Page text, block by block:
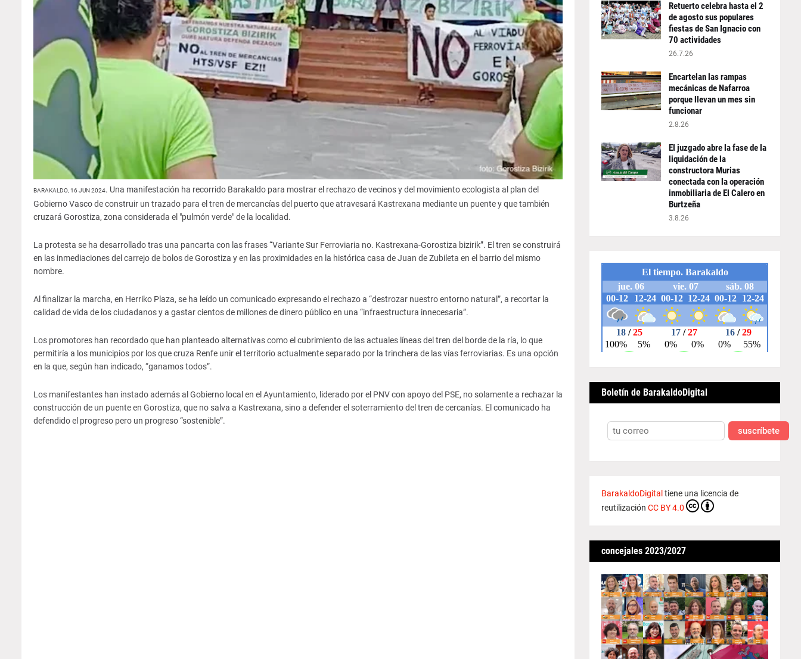
BARAKALDO, 16 JUN 2024. Una manifestación ha recorrido Barakaldo para mostrar el rechazo de vecinos y del movimiento ecologista al plan del
Gobierno Vasco de construir un trazado para el tren de mercancías del puerto que atravesará Kastrexana mediante un puente y que también
cruzará Gorostiza, zona considerada el "pulmón verde" de la localidad.
La protesta se ha desarrollado tras una pancarta con las frases “Variante Sur Ferroviaria no. Kastrexana-Gorostiza bizirik”. El tren se construirá
en las inmediaciones del carrejo de bolos de Gorostiza y en las proximidades en la histórica casa de Juan de Zubileta en el barrio del mismo
nombre.
Al finalizar la marcha, en Herriko Plaza, se ha leído un comunicado expresando el rechazo a “destrozar nuestro entorno natural”, a recortar la
calidad de vida de los ciudadanos y a gastar cientos de millones de dinero público en una “infraestructura innecesaria”.
Los promotores han recordado que han planteado alternativas como el cubrimiento de las actuales líneas del tren del borde de la ría, lo que
permitiría a los municipios por los que cruza Renfe unir el territorio actualmente separado por la trinchera de las vías ferroviarias. Es una opción
en la que, según han indicado, “ganamos todos”.
Los manifestantes han instado además al Gobierno local en el Ayuntamiento, liderado por el PNV con apoyo del PSE, no solamente a rechazar la
construcción de un puente en Gorostiza, que no salva a Kastrexana, sino a defender el soterramiento del tren de cercanías. El comunicado ha
defendido el progreso pero un progreso “sostenible”.
Retuerto celebra hasta el 2
de agosto sus populares
fiestas de San Ignacio con
70 actividades
26.7.26
Encartelan las rampas
mecánicas de Nafarroa
porque llevan un mes sin
funcionar
2.8.26
El juzgado abre la fase de la
liquidación de la
constructora Murias
conectada con la operación
inmobiliaria de El Calero en
Burtzeña
3.8.26
Boletín de BarakaldoDigital
suscríbete
BarakaldoDigital tiene una licencia de
reutilización CC BY 4.0
concejales 2023/2027